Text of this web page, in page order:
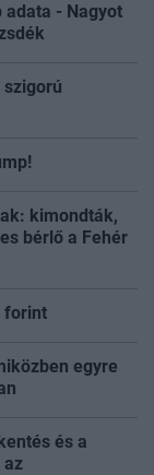
- Nagyot
kimondták,
bérlő a Fehér
forint
egyre
és a
az